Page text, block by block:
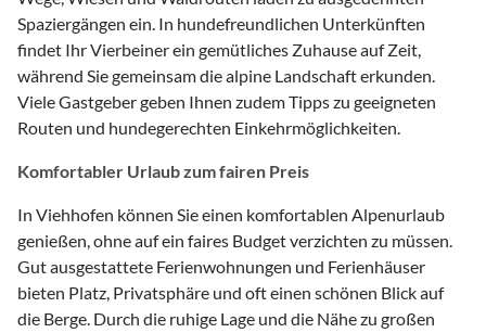
Spaziergängen ein. In hundefreundlichen Unterkünften
findet Ihr Vierbeiner ein gemütliches Zuhause auf Zeit,
während Sie gemeinsam die alpine Landschaft erkunden.
Viele Gastgeber geben Ihnen zudem Tipps zu geeigneten
Routen und hundegerechten Einkehrmöglichkeiten.
Komfortabler Urlaub zum fairen Preis
In Viehhofen können Sie einen komfortablen Alpenurlaub
genießen, ohne auf ein faires Budget verzichten zu müssen.
Gut ausgestattete Ferienwohnungen und Ferienhäuser
bieten Platz, Privatsphäre und oft einen schönen Blick auf
die Berge. Durch die ruhige Lage und die Nähe zu großen